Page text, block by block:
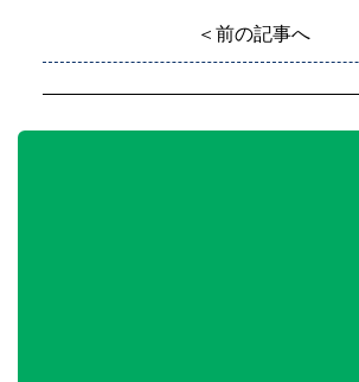
＜前の記事へ